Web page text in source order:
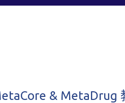
& MetaDrug